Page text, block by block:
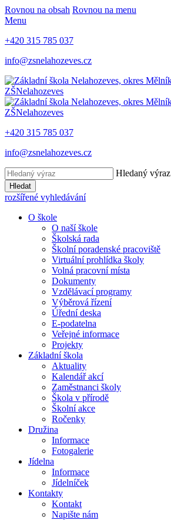
Rovnou na obsah Rovnou na menu
Menu
+420 315 785 037
info@zsnelahozeves.cz
ZŠNelahozeves
ZŠNelahozeves
+420 315 785 037
info@zsnelahozeves.cz
Hledaný výraz
Hledat
rozšířené vyhledávání
O škole
O naší škole
Školská rada
Školní poradenské pracoviště
Virtuální prohlídka školy
Volná pracovní místa
Dokumenty
Vzdělávací programy
Výběrová řízení
Úřední deska
E-podatelna
Veřejné informace
Projekty
Základní škola
Aktuality
Kalendář akcí
Zaměstnanci školy
Škola v přírodě
Školní akce
Ročenky
Družina
Informace
Fotogalerie
Jídelna
Informace
Jídelníček
Kontakty
Kontakt
Napište nám